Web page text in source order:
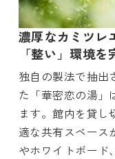
濃厚なカミツレ
「整い」環境を
独自の製法で抽出
た「華密恋の湯」
ます。館内を貸
適な共有スペース
やホワイトボード